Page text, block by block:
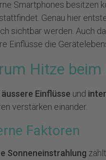
Smartphones besitzen
Genau hier
sichtbar werden. Auch
Einflüsse die
Hitze
äussere Einflüsse und
verstärken einander.
Faktoren
Sonneneinstrahlung